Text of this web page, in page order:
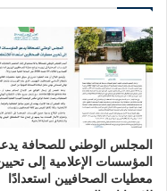
المجلس الوطني للصحافة
المؤسسات الإعلامية إلى
معطيات الصحافيين استعدادًا